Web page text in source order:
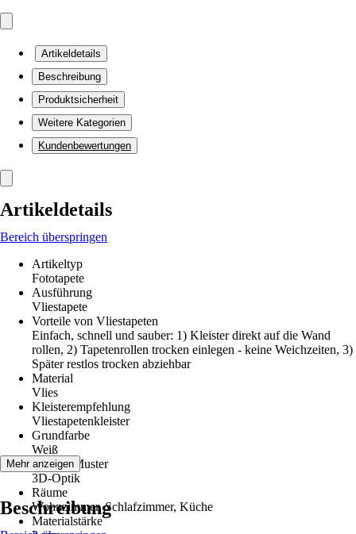
Artikeldetails
Beschreibung
Produktsicherheit
Weitere Kategorien
Kundenbewertungen
Artikeldetails
Bereich überspringen
Artikeltyp
Fototapete
Ausführung
Vliestapete
Vorteile von Vliestapeten
Einfach, schnell und sauber: 1) Kleister direkt auf die Wand
rollen, 2) Tapetenrollen trocken einlegen - keine Weichzeiten, 3)
Später restlos trocken abziehbar
Material
Vlies
Kleisterempfehlung
Vliestapetenkleister
Grundfarbe
Weiß
Dekor / Muster
3D-Optik
Räume
Wohnzimmer, Schlafzimmer, Küche
Materialstärke
Mehr anzeigen
Beschreibung